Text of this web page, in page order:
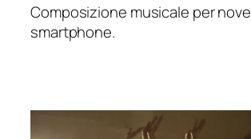
Composizione musicale per nove
smartphone.